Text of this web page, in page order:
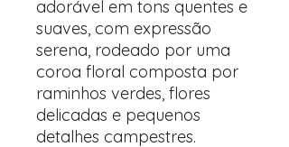
adorável em tons quentes e
suaves, com expressão
serena, rodeado por uma
coroa floral composta por
raminhos verdes, flores
delicadas e pequenos
detalhes campestres.